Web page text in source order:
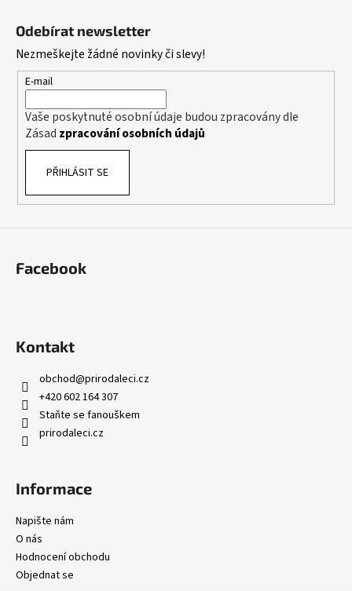
Odebírat newsletter
Nezmeškejte žádné novinky či slevy!
E-mail
Vaše poskytnuté osobní údaje budou zpracovány dle
Zásad zpracování osobních údajů
PŘIHLÁSIT SE
Facebook
Kontakt
obchod@prirodaleci.cz
+420 602 164 307
Staňte se fanouškem
prirodaleci.cz
Informace
Napište nám
O nás
Hodnocení obchodu
Objednat se